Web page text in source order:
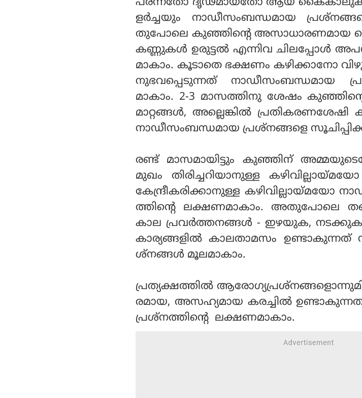
പരന്നതോ ദൃഢമായതോ ആയ
ളര്‍ച്ചയും നാഡീസംബന്ധമായ
തുപോലെ കുഞ്ഞിന്റെ അസാധാരണമായ
കണ്ണുകള്‍ ഉരുട്ടല്‍ എന്നിവ ചിലപ്പോള്‍
മാകാം. കൂടാതെ ഭക്ഷണം കഴിക്കാനോ
നുഭവപ്പെടുന്നത് നാഡീസംബന്ധമായ
മാകാം. 2-3 മാസത്തിനു ശേഷം
മാറ്റങ്ങള്‍, അല്ലെങ്കില്‍
നാഡീസംബന്ധമായ പ്രശ്‌നങ്ങളെ
രണ്ട് മാസമായിട്ടും കുഞ്ഞിന്
മുഖം തിരിച്ചറിയാനുള്ള
കേന്ദ്രീകരിക്കാനുള്ള കഴിവില്ലായ്മയോ
ത്തിന്റെ ലക്ഷണമാകാം. അതുപോലെ
കാല പ്രവര്‍ത്തനങ്ങള്‍ - ഇഴയുക,
കാര്യങ്ങളില്‍ കാലതാമസം ഉണ്ടാകുന്നത്
ശ്‌നങ്ങള്‍ മൂലമാകാം.
പ്രത്യക്ഷത്തില്‍
രമായ, അസഹ്യമായ കരച്ചില്‍
പ്രശ്‌നത്തിന്റെ ലക്ഷണമാകാം.